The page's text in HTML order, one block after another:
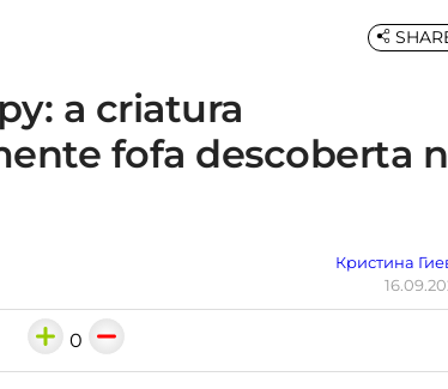
a criatura
fofa descoberta
Кристина
0